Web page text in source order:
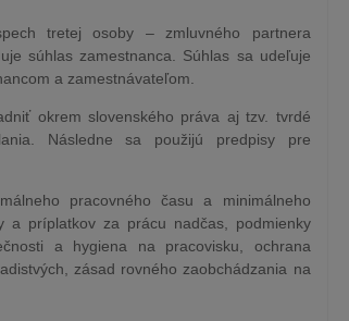
tretej osoby – zmluvného partnera
súhlas zamestnanca. Súhlas sa udeľuje
a zamestnávateľom.
okrem slovenského práva aj tzv. tvrdé
Následne sa použijú predpisy pre
pracovného času a minimálneho
a príplatkov za prácu nadčas, podmienky
a hygiena na pracovisku, ochrana
zásad rovného zaobchádzania na